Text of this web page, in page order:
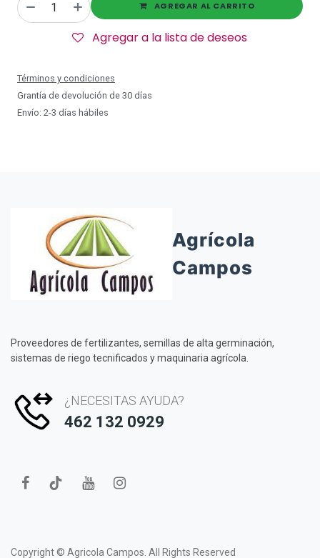
AGREGAR AL CARRITO
Agregar a la lista de deseos
Términos y condiciones
Grantía de devolución de 30 días
Envío: 2-3 días hábiles
Agrícola
Campos
Proveedores de fertilizantes, semillas de alta germinación,
sistemas de riego tecnificados y maquinaria agrícola.
¿NECESITAS AYUDA?
462 132 0929
Copyright © Agricola Campos. All Rights Reserved